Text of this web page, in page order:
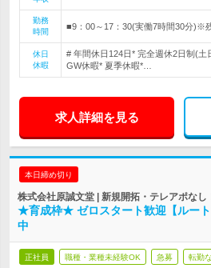
勤務
時間
■9：00～17：30(実働7時間30分)※
休日
休暇
# 年間休日124日* 完全週休2日制(土
GW休暇* 夏季休暇*…
求人詳細を見る
本日締め切り
株式会社原誠文堂 | 新規開拓・テレアポな
★育成枠★ ゼロスタート歓迎【ルー
中
正社員 職種・業種未経験OK 急募 転勤